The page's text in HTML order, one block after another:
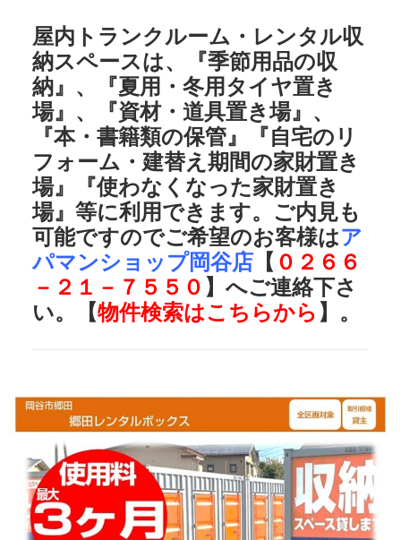
屋内トランクルーム・レンタル収
納スペースは、
『季節用品の収
納』、『夏用・冬用タイヤ置き
場』、『資材・道具置き場』、
『本・書籍類の保管』『自宅のリ
フォーム・建替え期間の家財置き
場』『使わなくなった家財置き
場』 等に利用できます。ご内見も
可能ですのでご希望のお客様はア
パマンショップ岡谷店 【 ０２６６
－２１－７５５０ 】へご連絡下さ
い。【物件検索はこちらから 】。